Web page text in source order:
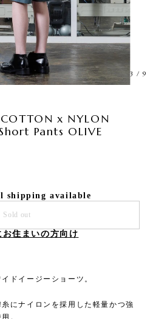
3 /9
x NYLON
Pants OLIVE
shipping available
Sold out
お住まいの方向け
ドイージーショーツ。
にナイロンを採用した軽量かつ強
。